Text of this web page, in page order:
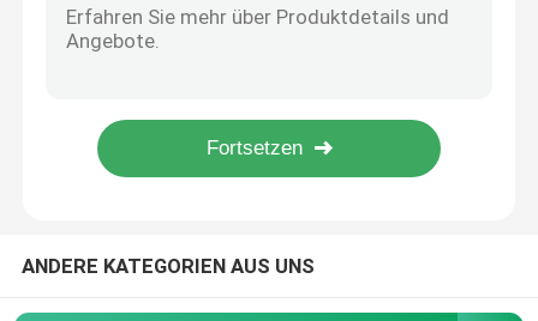
Waschmittel-Flasche
ANDERE KATEGORIEN AUS UNS